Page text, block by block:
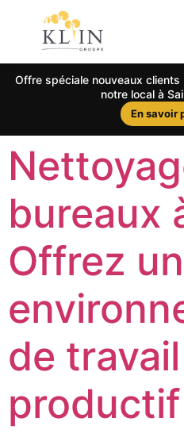
Offre spéciale nouveaux clients
notre local à
En savoir
bureaux
Offrez un
de
productif